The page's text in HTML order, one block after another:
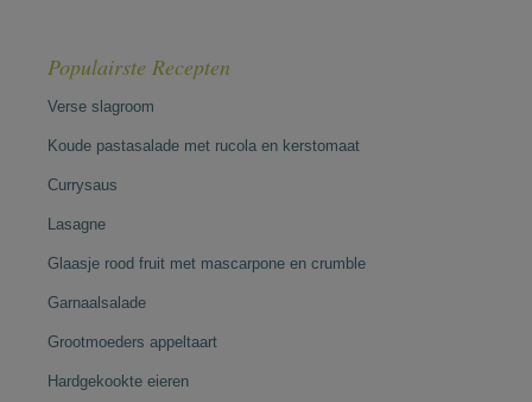
Populairste Recepten
Verse slagroom
Koude pastasalade met rucola en kerstomaat
Currysaus
Lasagne
Glaasje rood fruit met mascarpone en crumble
Garnaalsalade
Grootmoeders appeltaart
Hardgekookte eieren